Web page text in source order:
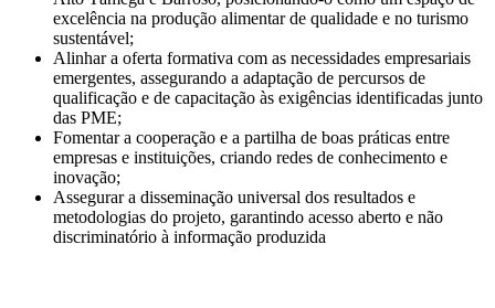
excelência na produção alimentar de qualidade e no turismo
sustentável;
Alinhar a oferta formativa com as necessidades empresariais
emergentes, assegurando a adaptação de percursos de
qualificação e de capacitação às exigências identificadas junto
das PME;
Fomentar a cooperação e a partilha de boas práticas entre
empresas e instituições, criando redes de conhecimento e
inovação;
Assegurar a disseminação universal dos resultados e
metodologias do projeto, garantindo acesso aberto e não
discriminatório à informação produzida